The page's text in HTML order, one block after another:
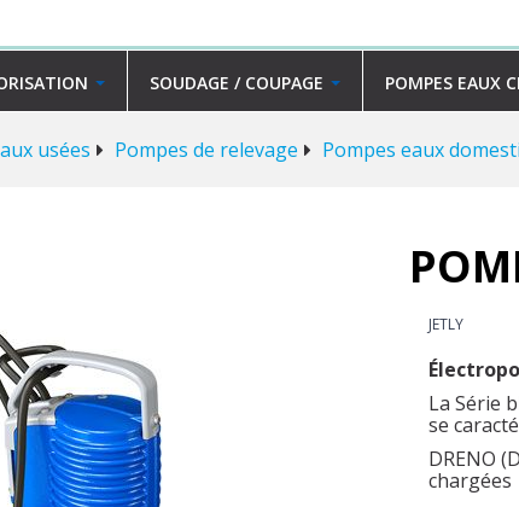
SOUDAGE / COUPAGE POMPES EAUX
usées Pompes de relevage Pompes eaux
JETLY
La Série
se
DRENO
chargées